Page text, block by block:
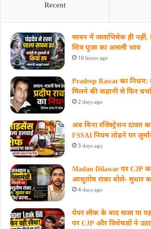
Recent
सावन में जलाभिषेक ही
शिव पूजा का असली भाव
10 hours ago
Pradeep Rawat का
मिलने की कहानी से फिर
2 days ago
अब बिना रजिस्ट्रेशन दावत
FSSAI नियम तोड़ने पर
3 days ago
Madan Dilawar पर CJP
आशुतोष रांका बोले- सुधार
4 days ago
पेपर लीक के बाद सजा या
पर CJP और विशेषज्ञों ने